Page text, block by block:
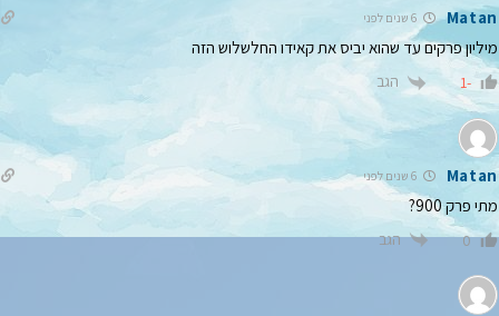
Matan 6 שנים לפני
מיליון פרקים עד שהוא יביס את קאידו החלשלוש הזה
-1 הגב
Matan 6 שנים לפני
מתי פרק 900?
0 הגב